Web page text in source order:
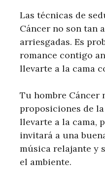
Las técnicas de
Cáncer no son tan
arriesgadas. Es
romance contigo
llevarte a la cama
Tu hombre Cáncer
proposiciones de la
llevarte a la cama,
invitará a una
música relajante y
el ambiente.